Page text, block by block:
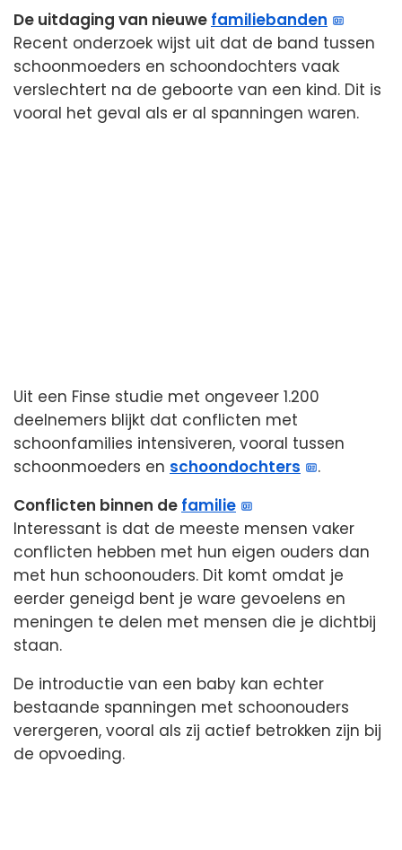
De uitdaging van nieuwe familiebanden
Recent onderzoek wijst uit dat de band tussen
schoonmoeders en schoondochters vaak
verslechtert na de geboorte van een kind. Dit is
vooral het geval als er al spanningen waren.
Uit een Finse studie met ongeveer 1.200
deelnemers blijkt dat conflicten met
schoonfamilies intensiveren, vooral tussen
schoonmoeders en schoondochters
.
Conflicten binnen de familie
Interessant is dat de meeste mensen vaker
conflicten hebben met hun eigen ouders dan
met hun schoonouders. Dit komt omdat je
eerder geneigd bent je ware gevoelens en
meningen te delen met mensen die je dichtbij
staan.
De introductie van een baby kan echter
bestaande spanningen met schoonouders
verergeren, vooral als zij actief betrokken zijn bij
de opvoeding.